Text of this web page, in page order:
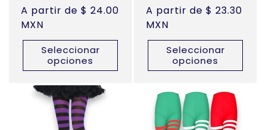
Precio
habitual
A partir de $ 24.00
MXN
Seleccionar
opciones
Precio
habitual
A partir de $ 23.30
MXN
Seleccionar
opciones